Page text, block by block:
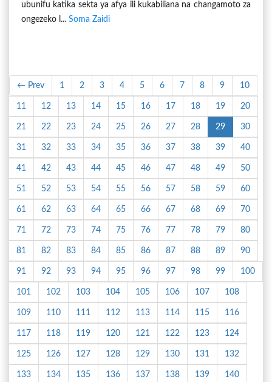
ubunifu katika sekta ya afya ili kukabiliana na changamoto za
ongezeko l... Soma Zaidi
← Prev 1 2 3 4 5 6 7 8 9 10
11 12 13 14 15 16 17 18 19 20
21 22 23 24 25 26 27 28 29 30
31 32 33 34 35 36 37 38 39 40
41 42 43 44 45 46 47 48 49 50
51 52 53 54 55 56 57 58 59 60
61 62 63 64 65 66 67 68 69 70
71 72 73 74 75 76 77 78 79 80
81 82 83 84 85 86 87 88 89 90
91 92 93 94 95 96 97 98 99 100
101 102 103 104 105 106 107 108
109 110 111 112 113 114 115 116
117 118 119 120 121 122 123 124
125 126 127 128 129 130 131 132
133 134 135 136 137 138 139 140